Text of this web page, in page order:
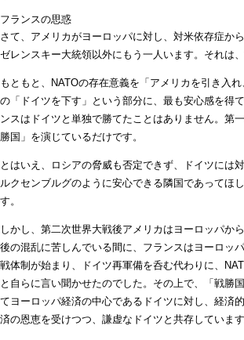
フランスの思惑
さて、アメリカがヨーロッパに対し、対米依存症か
ゼレンスキー大統領以外にもう一人います。それは
もともと、NATOの存在意義を「アメリカを引き入
の「ドイツを下す」という部分に、最も安心感を得
ンスはドイツと単独で勝てたことはありません。第
勝国」を演じているだけです。
とはいえ、ロシアの脅威も否定できず、ドイツには
ルクセンブルグのように安心できる隣国であってほ
す。
しかし、第二次世界大戦後アメリカはヨーロッパか
後の混乱に苦しんでいる間に、フランスはヨーロッ
戦体制が始まり、ドイツ再軍備を呑む代わりに、
と自らに言い聞かせたのでした。その上で、「戦勝
てヨーロッパ経済の中心であるドイツに対し、経済
済の恩恵を受けつつ、謙虚なドイツと共存しています